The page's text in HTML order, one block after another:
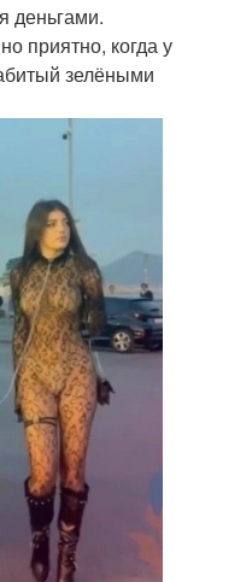
деньгами.
приятно, когда у
зелёными